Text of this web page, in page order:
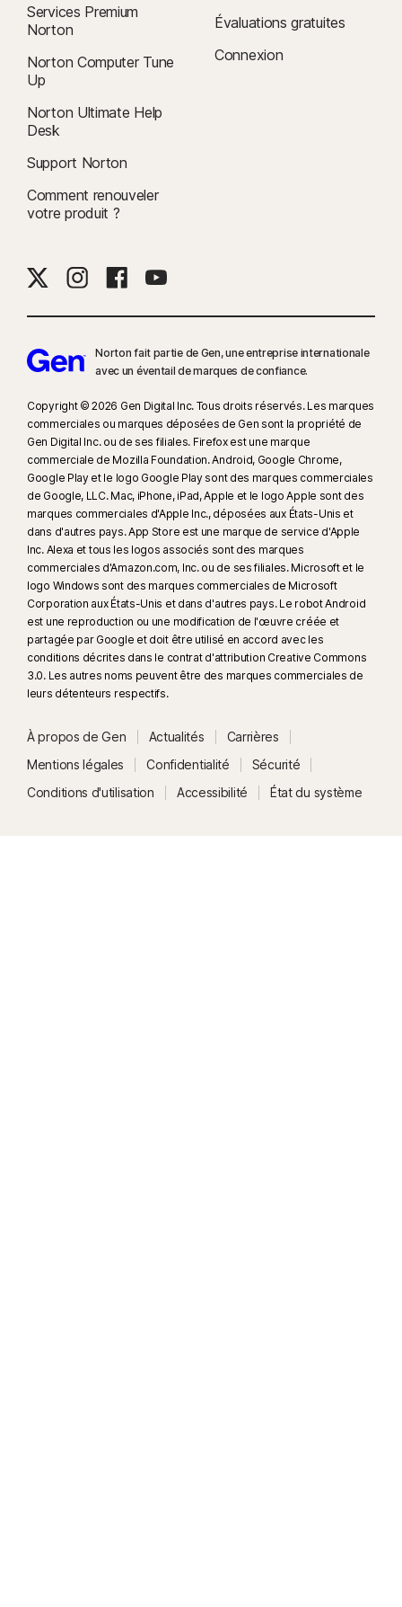
Services Premium
Norton
Norton Computer Tune
Up
Norton Ultimate Help
Desk
Support Norton
Comment renouveler
votre produit ?
Évaluations gratuites
Connexion
Norton fait partie de Gen, une entreprise internationale
avec un éventail de marques de confiance.​
Copyright © 2026 Gen Digital Inc. Tous droits réservés. Les marques
commerciales ou marques déposées de Gen sont la propriété de
Gen Digital Inc. ou de ses filiales. Firefox est une marque
commerciale de Mozilla Foundation. Android, Google Chrome,
Google Play et le logo Google Play sont des marques commerciales
de Google, LLC. Mac, iPhone, iPad, Apple et le logo Apple sont des
marques commerciales d'Apple Inc., déposées aux États-Unis et
dans d'autres pays. App Store est une marque de service d'Apple
Inc. Alexa et tous les logos associés sont des marques
commerciales d'Amazon.com, Inc. ou de ses filiales. Microsoft et le
logo Windows sont des marques commerciales de Microsoft
Corporation aux États-Unis et dans d'autres pays. Le robot Android
est une reproduction ou une modification de l'œuvre créée et
partagée par Google et doit être utilisé en accord avec les
conditions décrites dans le contrat d'attribution Creative Commons
3.0. Les autres noms peuvent être des marques commerciales de
leurs détenteurs respectifs.
À propos de Gen Actualités
Carrières
Mentions légales
Confidentialité
Sécurité
Conditions d'utilisation
Accessibilité État du système